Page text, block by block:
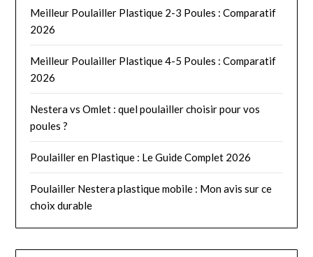
Meilleur Poulailler Plastique 2-3 Poules : Comparatif
2026
Meilleur Poulailler Plastique 4-5 Poules : Comparatif
2026
Nestera vs Omlet : quel poulailler choisir pour vos
poules ?
Poulailler en Plastique : Le Guide Complet 2026
Poulailler Nestera plastique mobile : Mon avis sur ce
choix durable